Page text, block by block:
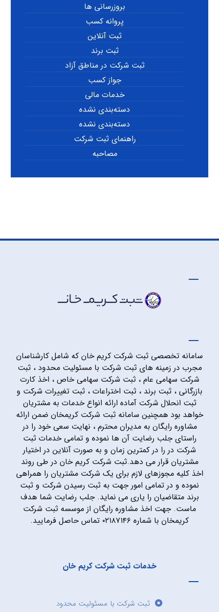
بروزرسانی ها
پروانه کسب
ثبت آنلاین
ثبت برند
ثبت شرکت در مناطق آزاد
جواز کسب
خدمات مالی
دسته‌بندی نشده
دسته‌بندی نشده
راهنمای ثبت شرکت
مصاحبه
سامانه تخصصی ثبت شرکت کریم خان که شامل کارشناسان
مجرب در زمینه های ثبت شرکت با مسئولیت محدود ، ثبت
شرکت سهامی عام ، ثبت شرکت سهامی خاص ، اخذ کارت
بازرگانی ، ثبت برند ، ثبت اختراعات ، ثبت تغییرات شرکت و
ثبت انحلال شرکت آماده ارائه انواع خدمات به مشتریان
خواهد بود همچنین سامانه ثبت شرکت کریمخان ضمن ارائه
مشاوره رایگان به مدیران محترم ، نهایت سعی خود را در
راستای جلب رضایت آن ها نموده و تمامی خدمات ثبت
شرکت در را در کمترین زمان و به صورت آنلاین در اختیار
مشتریان قرار می دهد.ثبت شرکت کریم خان در طی روند
اخذ کلیه مجوزهای لازم برای یک شرکت مشتریان را همراهی
نموده و در تمامی امور جهت به ثبت رسیدن شرکت و ثبت
برند متقاضیان را یاری می نماید. جلب رضایت شما هدف
ماست. جهت اخذ مشاوره رایگان از موسسه ثبت شرکت
کریمخان با شماره ۰۲۱۸۷۱۴۶ تماس حاصل فرمایید.
خدمات ثبت شرکت کریم خان
ثبت شرکت با مسئولیت محدود